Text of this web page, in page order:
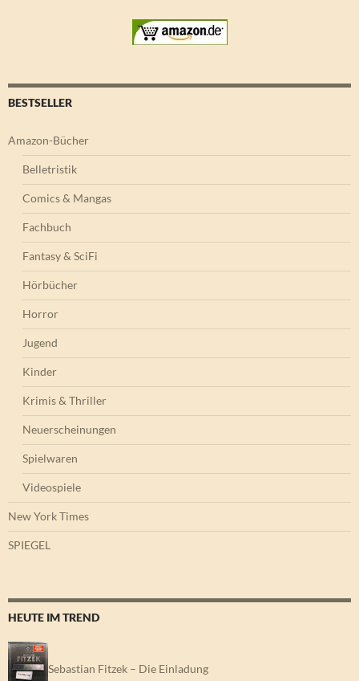
BESTSELLER
Amazon-Bücher
Belletristik
Comics & Mangas
Fachbuch
Fantasy & SciFi
Hörbücher
Horror
Jugend
Kinder
Krimis & Thriller
Neuerscheinungen
Spielwaren
Videospiele
New York Times
SPIEGEL
HEUTE IM TREND
Sebastian Fitzek – Die Einladung